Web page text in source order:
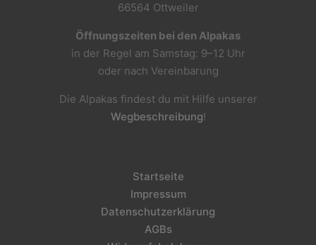
66564 Ottweiler
Öffnungszeiten bei den Alpakas
in der Regel am Samstag: 9–12 Uhr
oder nach Vereinbarung
Die Alpakas findest du mit Hilfe unserer
Wegbeschreibung!
Startseite
Impressum
Datenschutzerklärung
AGBs